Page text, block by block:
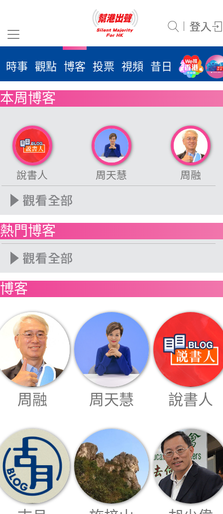
2026
年 8
月 9
時事
觀點
博客
投票
視頻
昔日
系列
活動
關於我們
我們的立場
時事 觀點 博客 投票 視頻 昔日 系列 活
博客
周融 周天慧 說書人
本周博客
說書人 周天慧 周融
熱門博客